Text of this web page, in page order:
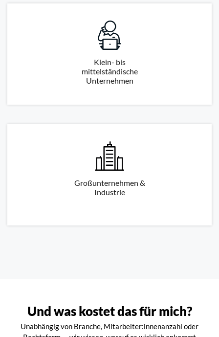
Klein- bis
mittelständische
Unternehmen
Großunternehmen &
Industrie
Und was kostet das für mich?
Unabhängig von Branche, Mitarbeiter:innenanzahl oder